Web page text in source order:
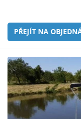
PŘEJÍT NA